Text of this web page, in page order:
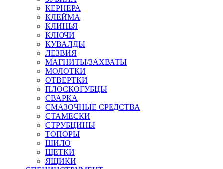
КЕРНЕРА
КЛЕЙМА
КЛИНЬЯ
КЛЮЧИ
КУВАЛДЫ
ЛЕЗВИЯ
МАГНИТЫ/ЗАХВАТЫ
МОЛОТКИ
ОТВЕРТКИ
ПЛОСКОГУБЦЫ
СВАРКА
СМАЗОЧНЫЕ СРЕДСТВА
СТАМЕСКИ
СТРУБЦИНЫ
ТОПОРЫ
ШИЛО
ЩЕТКИ
ЯЩИКИ